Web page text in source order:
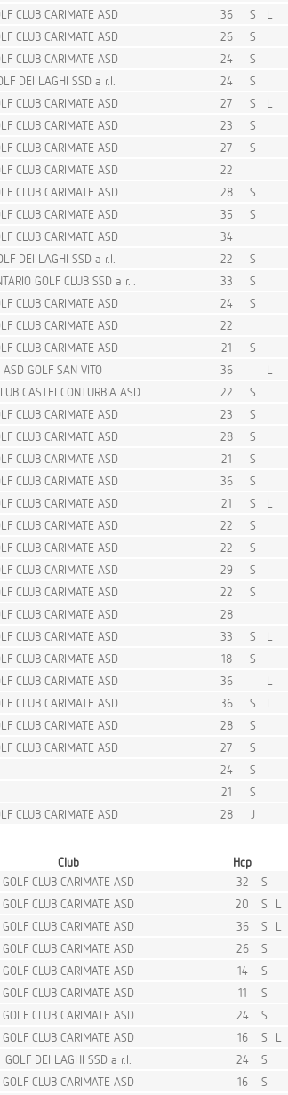
CLUB CARIMATE ASD 36 S L
CLUB CARIMATE ASD 26 S
CLUB CARIMATE ASD 24 S
DEI LAGHI SSD a r.l. 24 S
CLUB CARIMATE ASD 27 S L
CLUB CARIMATE ASD 23 S
CLUB CARIMATE ASD 27 S
CLUB CARIMATE ASD 22
CLUB CARIMATE ASD 28 S
CLUB CARIMATE ASD 35 S
CLUB CARIMATE ASD 34
DEI LAGHI SSD a r.l. 22 S
GOLF CLUB SSD a r.l. 33 S
CLUB CARIMATE ASD 24 S
CLUB CARIMATE ASD 22
CLUB CARIMATE ASD 21 S
ASD GOLF SAN VITO 36 L
CASTELCONTURBIA ASD 22 S
CLUB CARIMATE ASD 23 S
CLUB CARIMATE ASD 28 S
CLUB CARIMATE ASD 21 S
CLUB CARIMATE ASD 36 S
CLUB CARIMATE ASD 21 S L
CLUB CARIMATE ASD 22 S
CLUB CARIMATE ASD 22 S
CLUB CARIMATE ASD 29 S
CLUB CARIMATE ASD 22 S
CLUB CARIMATE ASD 28
CLUB CARIMATE ASD 33 S L
CLUB CARIMATE ASD 18 S
CLUB CARIMATE ASD 36 L
CLUB CARIMATE ASD 36 S L
CLUB CARIMATE ASD 28 S
CLUB CARIMATE ASD 27 S
24 S
21 S
CLUB CARIMATE ASD 28 J
Club Hcp
GOLF CLUB CARIMATE ASD 32 S
GOLF CLUB CARIMATE ASD 20 S L
GOLF CLUB CARIMATE ASD 36 S L
GOLF CLUB CARIMATE ASD 26 S
GOLF CLUB CARIMATE ASD 14 S
GOLF CLUB CARIMATE ASD 11 S
GOLF CLUB CARIMATE ASD 24 S
GOLF CLUB CARIMATE ASD 16 S L
GOLF DEI LAGHI SSD a r.l. 24 S
GOLF CLUB CARIMATE ASD 16 S